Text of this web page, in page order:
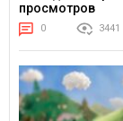
просмотров
0 3441